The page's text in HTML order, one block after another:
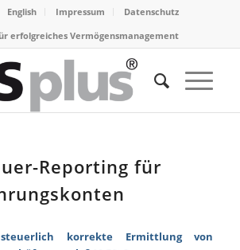
English Impressum
Datenschutz
erfolgreiches Vermögensmanagement
Reporting für
korrekte Ermittlung von